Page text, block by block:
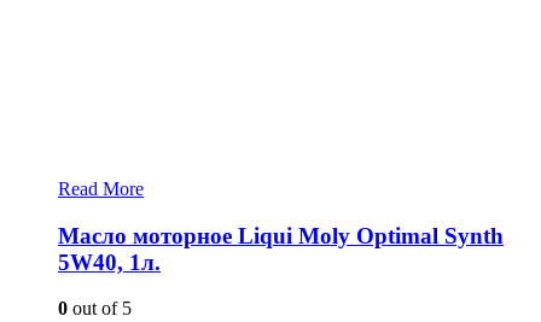
Read More
Масло моторное Liqui Moly Optimal Synth
5W40, 1л.
0 out of 5